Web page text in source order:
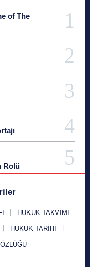
of The
Rolü
HUKUK TAKVIMI
HUKUK TARIHI